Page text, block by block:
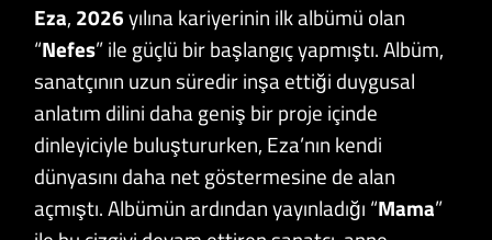
Eza, 2026yılına kariyerinin ilk albümü olan
“Nefes” ile güçlü bir başlangıç yapmıştı. Albüm,
sanatçının uzun süredir inşa ettiği duygusal
anlatım dilini daha geniş bir proje içinde
dinleyiciyle buluştururken, Eza’nın kendi
dünyasını daha net göstermesine de alan
açmıştı. Albümün ardından yayınladığı “Mama”